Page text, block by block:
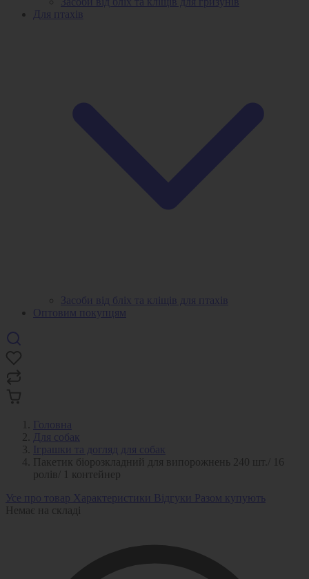
Для птахів
Засоби від бліх та кліщів для птахів
Оптовим покупцям
Головна
Для собак
Іграшки та догляд для собак
Пакетик біорозкладний для випорожнень 240 шт./ 16
ролів/ 1 контейнер
Усе про товар Характеристики Відгуки Разом купують
Немає на складі